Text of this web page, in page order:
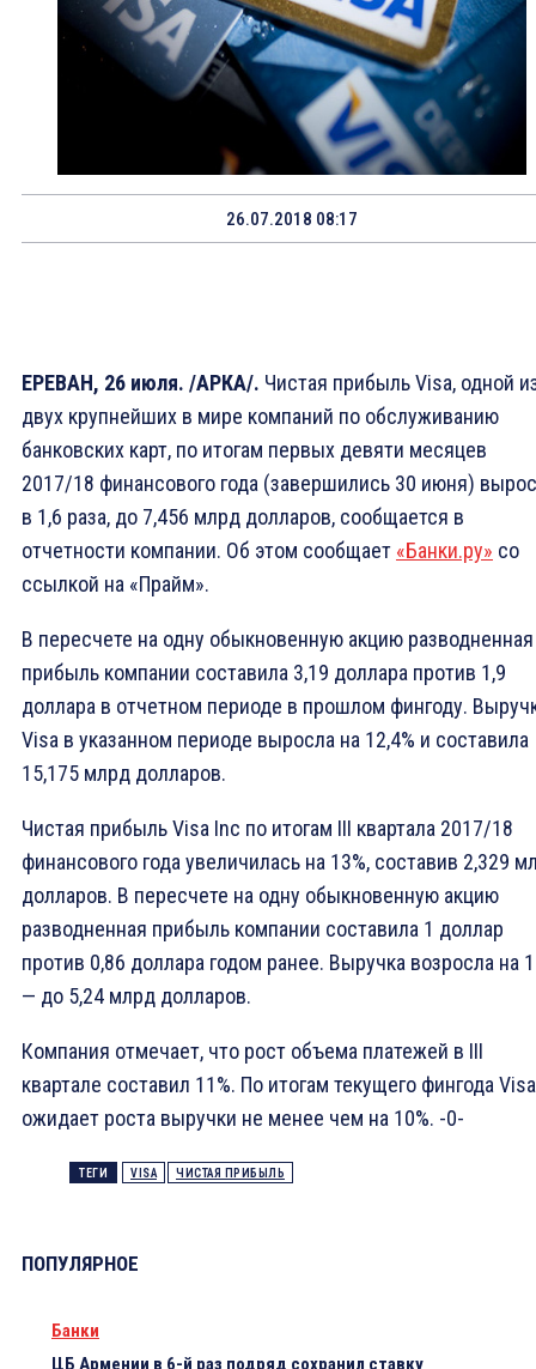
26.07.2018 08:17
ЕРЕВАН, 26 июля. /АРКА/. Чистая прибыль Visa, одной
двух крупнейших в мире компаний по обслуживанию
банковских карт, по итогам первых девяти месяцев
2017/18 финансового года (завершились 30 июня)
в 1,6 раза, до 7,456 млрд долларов, сообщается в
отчетности компании. Об этом сообщает «Банки.ру» со
ссылкой на «Прайм».
В пересчете на одну обыкновенную акцию разводненная
прибыль компании составила 3,19 доллара против 1,9
доллара в отчетном периоде в прошлом фингоду.
Visa в указанном периоде выросла на 12,4% и составила
15,175 млрд долларов.
Чистая прибыль Visa Inc по итогам III квартала 2017/18
финансового года увеличилась на 13%, составив 2,329
долларов. В пересчете на одну обыкновенную акцию
разводненная прибыль компании составила 1 доллар
против 0,86 доллара годом ранее. Выручка возросла на
— до 5,24 млрд долларов.
Компания отмечает, что рост объема платежей в III
квартале составил 11%. По итогам текущего фингода Visa
ожидает роста выручки не менее чем на 10%. -0-
ТЕГИ VISA ЧИСТАЯ ПРИБЫЛЬ
ПОПУЛЯРНОЕ
Банки
ЦБ Армении в 6-й раз подряд сохранил ставку